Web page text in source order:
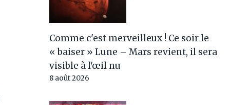
Comme c'est merveilleux ! Ce soir le
« baiser » Lune – Mars revient, il sera
visible à l'œil nu
8 août 2026